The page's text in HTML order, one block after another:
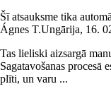
Šī atsauksme tika
Ágnes T.Ungārija, 16.
Tas lieliski aizsargā
Sagatavošanas procesā
plīti, un varu ...